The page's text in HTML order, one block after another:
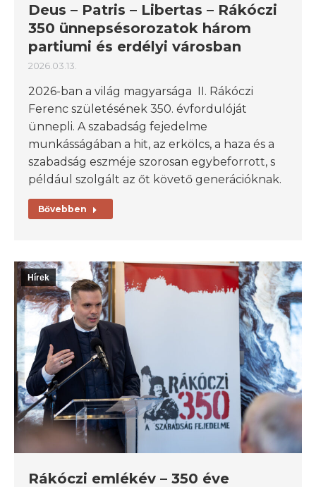
Deus – Patris – Libertas – Rákóczi
350 ünnepsésorozatok három
partiumi és erdélyi városban
2026.03.13.
2026-ban a világ magyarsága II. Rákóczi
Ferenc születésének 350. évfordulóját
ünnepli. A szabadság fejedelme
munkásságában a hit, az erkölcs, a haza és a
szabadság eszméje szorosan egybeforrott, s
például szolgált az őt követő generációknak.
Bővebben
Hírek
Rákóczi emlékév – 350 éve